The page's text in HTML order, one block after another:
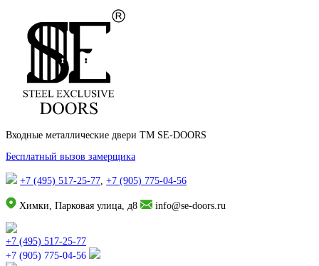
Входные металлические двери TM SE-DOORS
Бесплатный вызов замерщика
+7 (495) 517-25-77, +7 (905) 775-04-56
Химки, Парковая улица, д8 info@se-doors.ru
+7 (495) 517-25-77
+7 (905) 775-04-56